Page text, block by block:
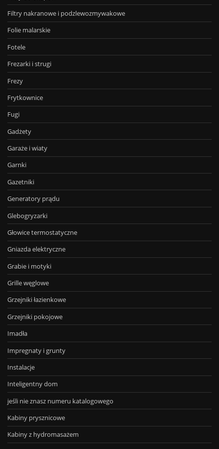
Filtry nakranowe i podzlewozmywakowe
Folie malarskie
Fotele
Frezarki i strugi
Frezy
Frytkownice
Fugi
Gadżety
Garaże i wiaty
Garnki
Gazetniki
Generatory prądu
Glebogryzarki
Głowice termostatyczne
Gniazda elektryczne
Grabie i motyki
Grille węglowe
Grzejniki łazienkowe
Grzejniki pokojowe
Imadła
Impregnaty i grunty
Instalacje
Inteligentny dom
jeśli nie znasz numeru katalogowego
Kabiny prysznicowe
Kabiny z hydromasażem